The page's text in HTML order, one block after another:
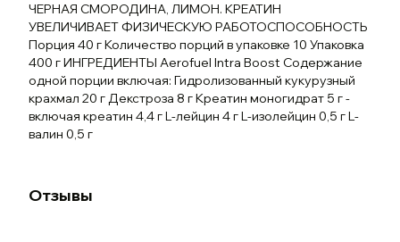
ЧЕРНАЯ СМОРОДИНА, ЛИМОН. КРЕАТИН
УВЕЛИЧИВАЕТ ФИЗИЧЕСКУЮ РАБОТОСПОСОБНОСТЬ
Порция 40 г Количество порций в упаковке 10 Упаковка
400 г ИНГРЕДИЕНТЫ Aerofuel Intra Boost Содержание
одной порции включая: Гидролизованный кукурузный
крахмал 20 г Декстроза 8 г Креатин моногидрат 5 г -
включая креатин 4,4 г L-лейцин 4 г L-изолейцин 0,5 г L-
валин 0,5 г
Отзывы